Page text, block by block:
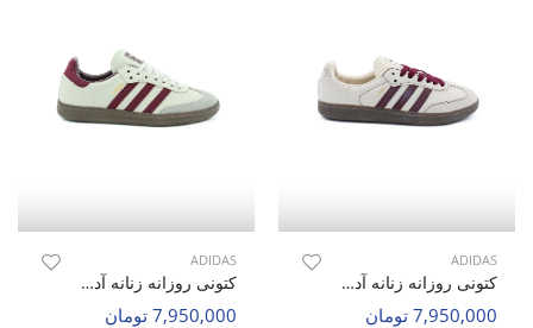
ADIDAS
کتونی روزانه زنانه آدیداس Adidas Samba OG W
7,950,000 تومان
ADIDAS
کتونی روزانه زنانه آدیداس Adidas Samba OG W
7,950,000 تومان